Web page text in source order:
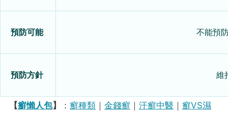
預防可能 不能預
預防方針 維
【癬懶人包】 ： 癬種類 ｜ 金錢癬 ｜ 汗癬中醫 ｜ 癬VS濕